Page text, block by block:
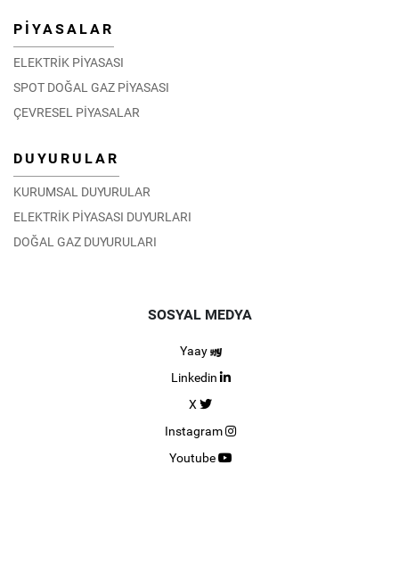
PİYASALAR
ELEKTRİK PİYASASI
SPOT DOĞAL GAZ PİYASASI
ÇEVRESEL PİYASALAR
DUYURULAR
KURUMSAL DUYURULAR
ELEKTRİK PİYASASI DUYURLARI
DOĞAL GAZ DUYURULARI
SOSYAL MEDYA
Yaay
Linkedin
X
Instagram
Youtube